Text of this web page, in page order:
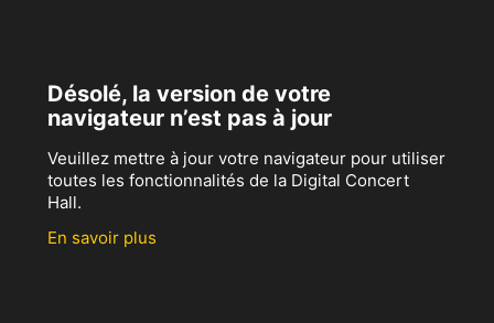
Désolé, la version de votre
navigateur n’est pas à jour
Veuillez mettre à jour votre navigateur pour utiliser
toutes les fonctionnalités de la Digital Concert
Hall.
En savoir plus